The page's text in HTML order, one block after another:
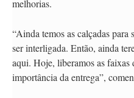
melhorias.
“Ainda temos as calçadas
ser interligada. Então, ainda
aqui. Hoje, liberamos as faixas
importância da entrega”,